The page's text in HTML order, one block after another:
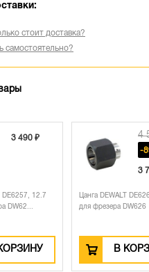
стоит доставка?
самостоятельно?
3 490 ₽
DE6257, 12.7
DW62...
4
-
3
Цанга DEWALT
для фрезера DW626
В